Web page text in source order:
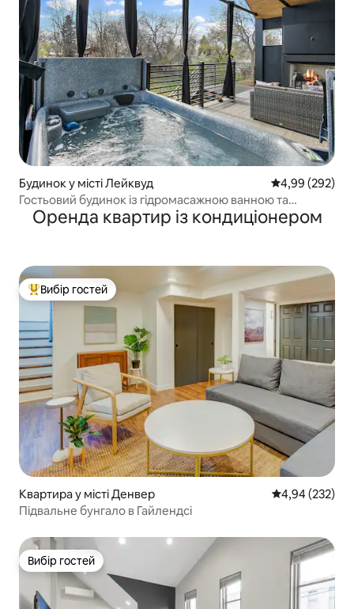
Будинок у місті Лейквуд Середня
4,99 (292)
Гостьовий будинок із гідромасажною ванною та
лаунжем str23-060
Оренда квартир із кондиціонером
Топ вибір гостей
Вибір гостей
Квартира у місті Денвер Середня
4,94 (232)
Підвальне бунгало в Гайлендсі
Вибір гостей
Вибір гостей